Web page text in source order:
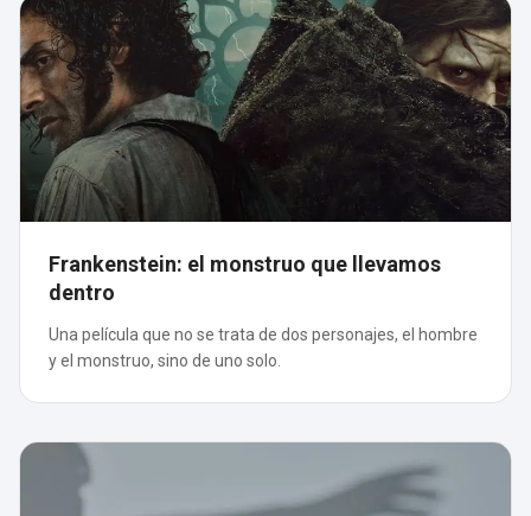
Frankenstein: el monstruo que llevamos
dentro
Una película que no se trata de dos personajes, el hombre
y el monstruo, sino de uno solo.